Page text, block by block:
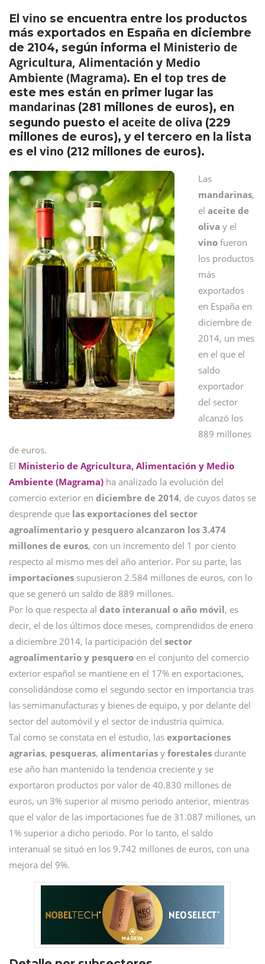
El vino se encuentra entre los productos
más exportados en España en diciembre
de 2104, según informa el Ministerio de
Agricultura, Alimentación y Medio
Ambiente (Magrama). En el top tres de
este mes están en primer lugar las
mandarinas (281 millones de euros), en
segundo puesto el aceite de oliva (229
millones de euros), y el tercero en la lista
es el vino (212 millones de euros).
Las
mandarinas,
el aceite de
oliva y el
vino fueron
los productos
más
exportados
en España en
diciembre de
2014, un mes
en el que el
saldo
exportador
del sector
alcanzó los
889 millones
de euros.
El Ministerio de Agricultura, Alimentación y Medio
Ambiente (Magrama) ha analizado la evolución del
comercio exterior en diciembre de 2014, de cuyos datos se
desprende que las exportaciones del sector
agroalimentario y pesquero alcanzaron los 3.474
millones de euros, con un incremento del 1 por ciento
respecto al mismo mes del año anterior. Por su parte, las
importaciones supusieron 2.584 millones de euros, con lo
que se generó un saldo de 889 millones.
Por lo que respecta al dato interanual o año móvil, es
decir, el de los últimos doce meses, comprendidos de enero
a diciembre 2014, la participación del sector
agroalimentario y pesquero en el conjunto del comercio
exterior español se mantiene en el 17% en exportaciones,
consolidándose como el segundo sector en importancia tras
las semimanufacturas y bienes de equipo, y por delante del
sector del automóvil y el sector de industria química.
Tal como se constata en el estudio, las exportaciones
agrarias, pesqueras, alimentarias y forestales durante
ese año han mantenido la tendencia creciente y se
exportaron productos por valor de 40.830 millones de
euros, un 3% superior al mismo periodo anterior, mientras
que el valor de las importaciones fue de 31.087 millones, un
1% superior a dicho periodo. Por lo tanto, el saldo
interanual se situó en los 9.742 millones de euros, con una
mejora del 9%.